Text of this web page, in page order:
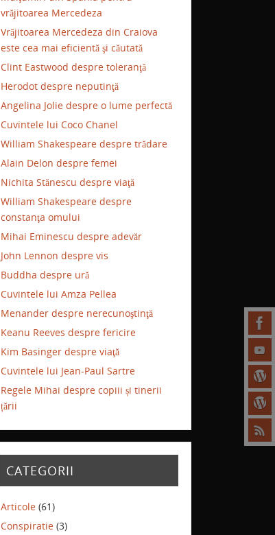
vrăjitoarea Mercedeza
Vrăjitoarea Mercedeza din Craiova
este cea mai eficientă şi căutată
Clint Eastwood despre toleranţă
Herodot despre neputinţă
Angelina Jolie despre o lume perfectă
Cuvintele lui Coco Chanel
William Shakespeare despre trădare
Alain Delon despre femei
Nichita Stănescu despre viaţă
William Shakespeare despre
constanţa omului
Mihai Eminescu despre adevăr
John Lennon despre vis
Buddha despre ură
Cuvintele lui Amza Pellea
Menander despre nerecunoştinţă
Keanu Reeves despre fericire
Kim Basinger despre viaţă
Cuvintele lui Jean-Paul Sartre
Regele Mihai despre copiii și tinerii
țării
CATEGORII
Articole (61)
Conspiratie (3)